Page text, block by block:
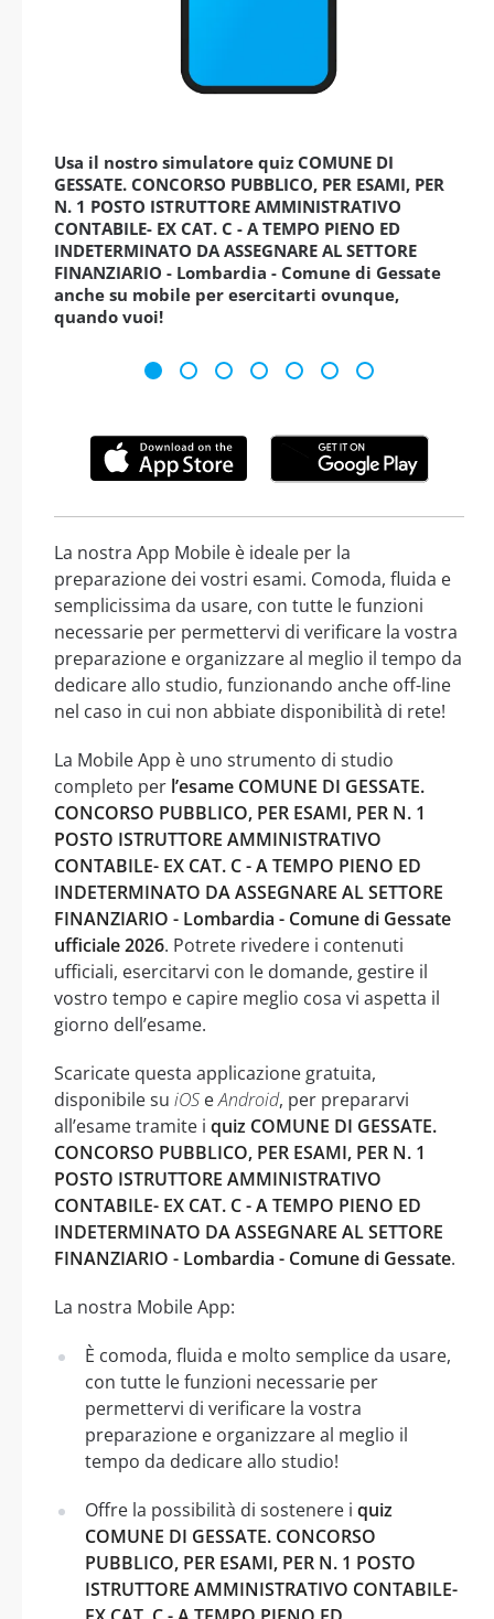
Usa il nostro simulatore quiz COMUNE DI
GESSATE. CONCORSO PUBBLICO, PER ESAMI, PER
N. 1 POSTO ISTRUTTORE AMMINISTRATIVO
CONTABILE- EX CAT. C - A TEMPO PIENO ED
INDETERMINATO DA ASSEGNARE AL SETTORE
FINANZIARIO - Lombardia - Comune di Gessate
anche su mobile per esercitarti ovunque,
quando vuoi!
La nostra App Mobile è ideale per la
preparazione dei vostri esami. Comoda, fluida e
semplicissima da usare, con tutte le funzioni
necessarie per permettervi di verificare la vostra
preparazione e organizzare al meglio il tempo da
dedicare allo studio, funzionando anche off-line
nel caso in cui non abbiate disponibilità di rete!
La Mobile App è uno strumento di studio
completo per l’esame COMUNE DI GESSATE.
CONCORSO PUBBLICO, PER ESAMI, PER N. 1
POSTO ISTRUTTORE AMMINISTRATIVO
CONTABILE- EX CAT. C - A TEMPO PIENO ED
INDETERMINATO DA ASSEGNARE AL SETTORE
FINANZIARIO - Lombardia - Comune di Gessate
ufficiale 2026. Potrete rivedere i contenuti
ufficiali, esercitarvi con le domande, gestire il
vostro tempo e capire meglio cosa vi aspetta il
giorno dell’esame.
Scaricate questa applicazione gratuita,
disponibile su iOS eAndroid, per prepararvi
all’esame tramite i quiz COMUNE DI GESSATE.
CONCORSO PUBBLICO, PER ESAMI, PER N. 1
POSTO ISTRUTTORE AMMINISTRATIVO
CONTABILE- EX CAT. C - A TEMPO PIENO ED
INDETERMINATO DA ASSEGNARE AL SETTORE
FINANZIARIO - Lombardia - Comune di Gessate.
La nostra Mobile App:
È comoda, fluida e molto semplice da usare,
con tutte le funzioni necessarie per
permettervi di verificare la vostra
preparazione e organizzare al meglio il
tempo da dedicare allo studio!
Offre la possibilità di sostenere i quiz
COMUNE DI GESSATE. CONCORSO
PUBBLICO, PER ESAMI, PER N. 1 POSTO
ISTRUTTORE AMMINISTRATIVO CONTABILE-